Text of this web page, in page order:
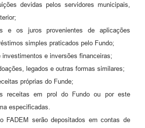
devidas pelos servidores municipais,
e os juros provenientes de aplicações
simples praticados pelo Fundo;
investimentos e inversões financeiras;
legados e outras formas similares;
próprias do Funde;
receitas em prol do Fundo ou por este
especificadas.
FADEM serão depositados em contas de